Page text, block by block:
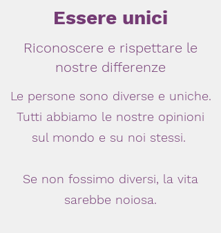
lectured. I’m amazing, I’m gorgeous,
deserves a praising.
Kaylor S
Essere unici
Riconoscere e rispettare le
nostre differenze
Le persone sono diverse e uniche.
Tutti abbiamo le nostre opinioni
sul mondo e su noi stessi.
Se non fossimo diversi, la vita
sarebbe noiosa.